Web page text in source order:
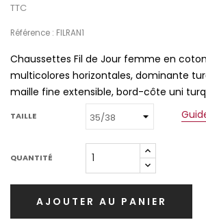
TTC
Référence : FILRAN1
Chaussettes Fil de Jour femme en
multicolores horizontales, dominante
maille fine extensible, bord-côte uni
TAILLE
QUANTITÉ
AJOUTER AU PANIER